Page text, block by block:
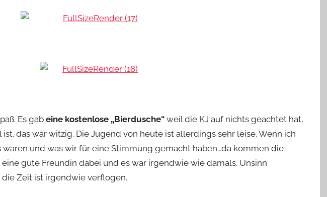
Es gab eine kostenlose „Bierdusche“ weil die KJ auf nichts geachtet hat,
das war witzig. Die Jugend von heute ist allerdings sehr leise. Wenn ich
und was wir für eine Stimmung gemacht haben…da kommen die
eine gute Freundin dabei und es war irgendwie wie damals. Unsinn
Zeit ist irgendwie verflogen.